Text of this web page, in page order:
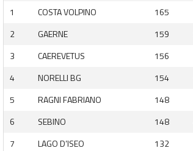
1
COSTA VOLPINO 165
2
GAERNE 159
3
CAEREVETUS 156
4
NORELLI BG 154
5
RAGNI FABRIANO 148
6
SEBINO 148
7
LAGO D’ISEO 132